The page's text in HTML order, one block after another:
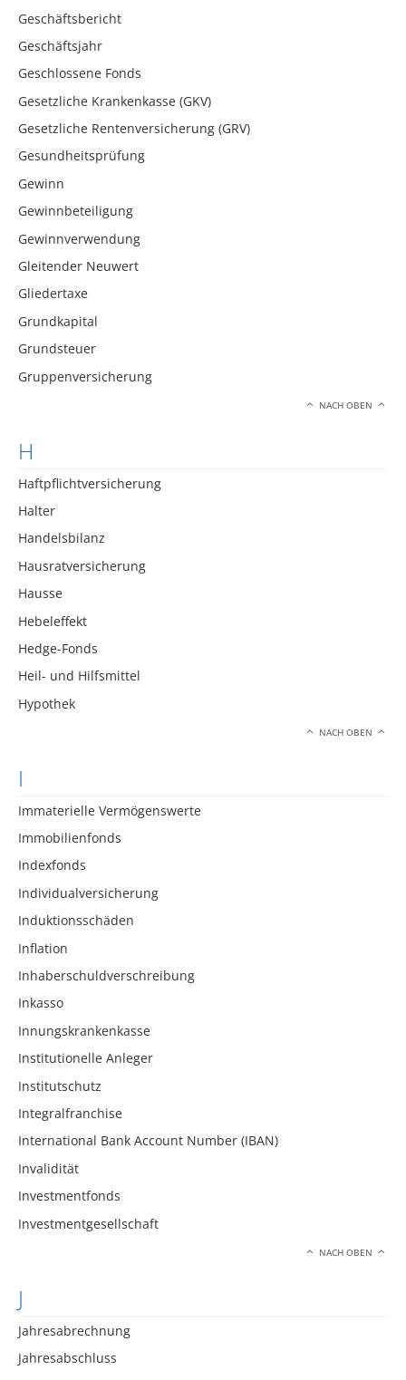
Geschäftsbericht
Geschäftsjahr
Geschlossene Fonds
Gesetzliche Krankenkasse (GKV)
Gesetzliche Rentenversicherung (GRV)
Gesundheitsprüfung
Gewinn
Gewinnbeteiligung
Gewinnverwendung
Gleitender Neuwert
Gliedertaxe
Grundkapital
Grundsteuer
Gruppenversicherung
NACH OBEN
H
Haftpflichtversicherung
Halter
Handelsbilanz
Hausratversicherung
Hausse
Hebeleffekt
Hedge-Fonds
Heil- und Hilfsmittel
Hypothek
NACH OBEN
I
Immaterielle Vermögenswerte
Immobilienfonds
Indexfonds
Individualversicherung
Induktionsschäden
Inflation
Inhaberschuldverschreibung
Inkasso
Innungskrankenkasse
Institutionelle Anleger
Institutschutz
Integralfranchise
International Bank Account Number (IBAN)
Invalidität
Investmentfonds
Investmentgesellschaft
NACH OBEN
J
Jahresabrechnung
Jahresabschluss